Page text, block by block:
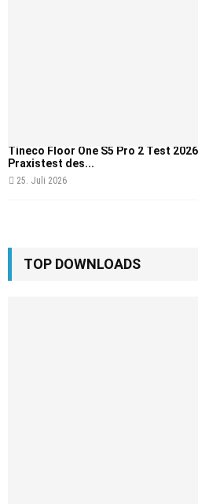
Tineco Floor One S5 Pro 2 Test
Praxistest des...
25. Juli 2026
TOP DOWNLOADS